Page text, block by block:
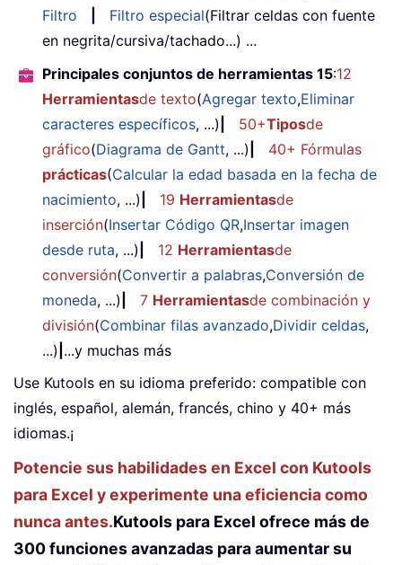
Filtro
Filtro especial(Filtrar celdas con fuente
en negrita/cursiva/tachado...) ...
Principales conjuntos de herramientas 15:12
Herramientasde texto(Agregar texto,Eliminar
caracteres específicos, ...) 50+Tiposde
gráfico(Diagrama de Gantt, ...)
40+ Fórmulas
prácticas(Calcular la edad basada en la fecha de
nacimiento, ...) 19 Herramientasde
inserción(Insertar Código QR,Insertar imagen
desde ruta, ...) 12 Herramientasde
conversión(Convertir a palabras,Conversión de
moneda, ...) 7 Herramientasde combinación y
división(Combinar filas avanzado,Dividir celdas,
...) ...y muchas más
Use Kutools en su idioma preferido: compatible con
inglés, español, alemán, francés, chino y 40+ más
idiomas.¡
Potencie sus habilidades en Excel con Kutools
para Excel y experimente una eficiencia como
nunca antes.Kutools para Excel ofrece más de
300 funciones avanzadas para aumentar su